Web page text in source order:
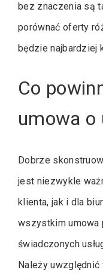
bez znaczenia są
porównać oferty
będzie najbardziej
Co
umowa o
Dobrze
jest niezwykle
klienta, jak i dla
wszystkim umowa
świadczonych
Należy